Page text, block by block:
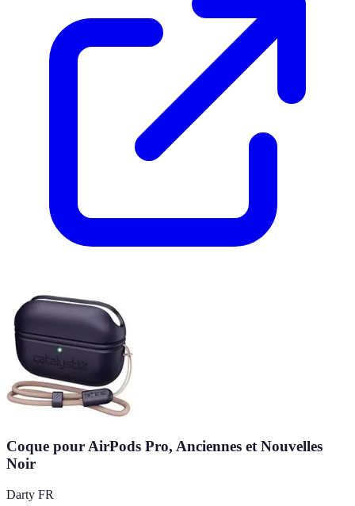
Coque pour AirPods Pro, Anciennes et Nouvelles
Noir
Darty FR